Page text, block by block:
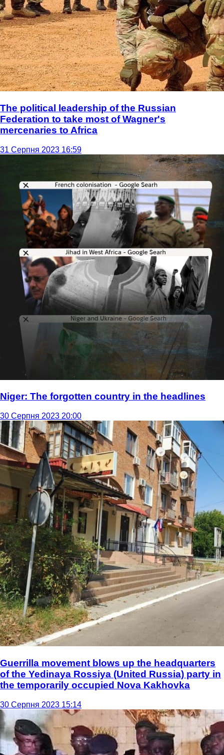
The political leadership of the Russian
Federation to take most of Wagner's
mercenaries to Africa
31 Серпня 2023 16:59
Niger: The forgotten country in the headlines
30 Серпня 2023 20:00
Guerrilla movement blows up the headquarters
of the Yedinaya Rossiya (United Russia) party in
the temporarily occupied Nova Kakhovka
30 Серпня 2023 15:14